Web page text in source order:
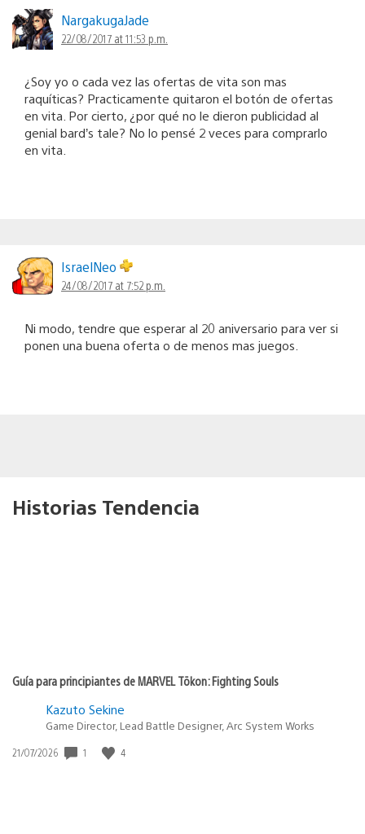
NargakugaJade
22/08/2017 at 11:53 p.m.
¿Soy yo o cada vez las ofertas de vita son mas
raquíticas? Practicamente quitaron el botón de ofertas
en vita. Por cierto, ¿por qué no le dieron publicidad al
genial bard’s tale? No lo pensé 2 veces para comprarlo
en vita.
IsraelNeo
24/08/2017 at 7:52 p.m.
Ni modo, tendre que esperar al 20 aniversario para ver si
ponen una buena oferta o de menos mas juegos.
Historias Tendencia
Guía para principiantes de MARVEL Tōkon: Fighting Souls
Kazuto Sekine
Game Director, Lead Battle Designer, Arc System Works
Fecha
21/07/2026 1 4